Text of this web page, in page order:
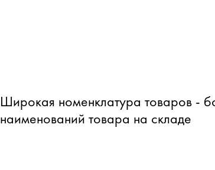
Широкая номенклатура товаров -
наименований товара на складе